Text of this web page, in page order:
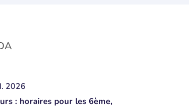
2026
: horaires pour les 6ème,